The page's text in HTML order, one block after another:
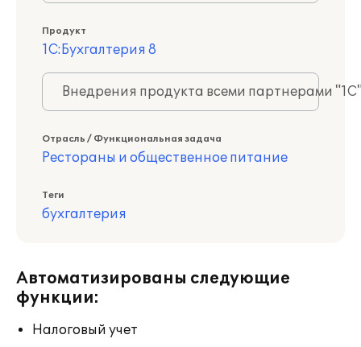
Продукт
1С:Бухгалтерия 8
Внедрения продукта всеми партнерами
Отрасль / Функциональная задача
Рестораны и общественное питание
Теги
бухгалтерия
Автоматизированы следующие
функции:
Налоговый учет